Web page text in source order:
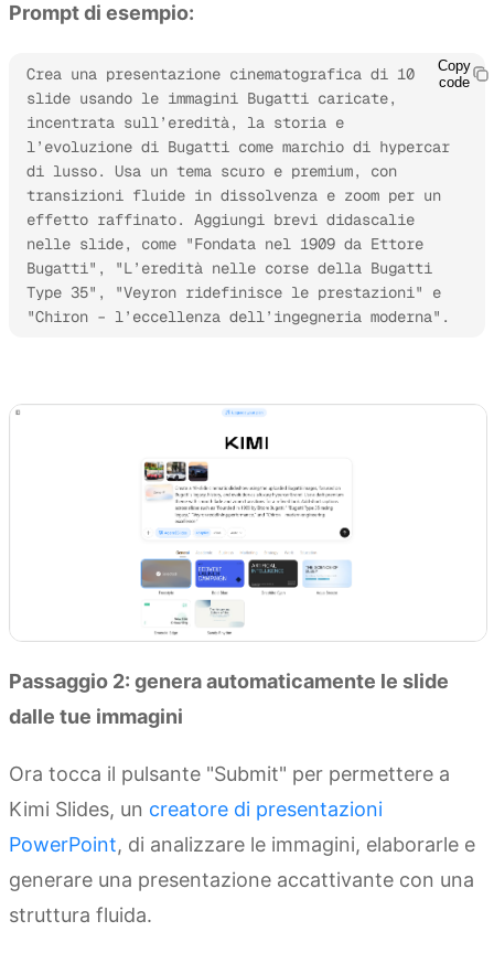
Prompt di esempio:
Crea una presentazione cinematografica di 10
slide usando le immagini Bugatti caricate,
incentrata sull’eredità, la storia e
l’evoluzione di Bugatti come marchio di hypercar
di lusso. Usa un tema scuro e premium, con
transizioni fluide in dissolvenza e zoom per un
effetto raffinato. Aggiungi brevi didascalie
nelle slide, come "Fondata nel 1909 da Ettore
Bugatti", "L’eredità nelle corse della Bugatti
Type 35", "Veyron ridefinisce le prestazioni" e
Copy
code
Passaggio 2: genera automaticamente le slide
dalle tue immagini
Ora tocca il pulsante "Submit" per permettere a
Kimi Slides, un creatore di presentazioni
PowerPoint, di analizzare le immagini, elaborarle e
generare una presentazione accattivante con una
struttura fluida.